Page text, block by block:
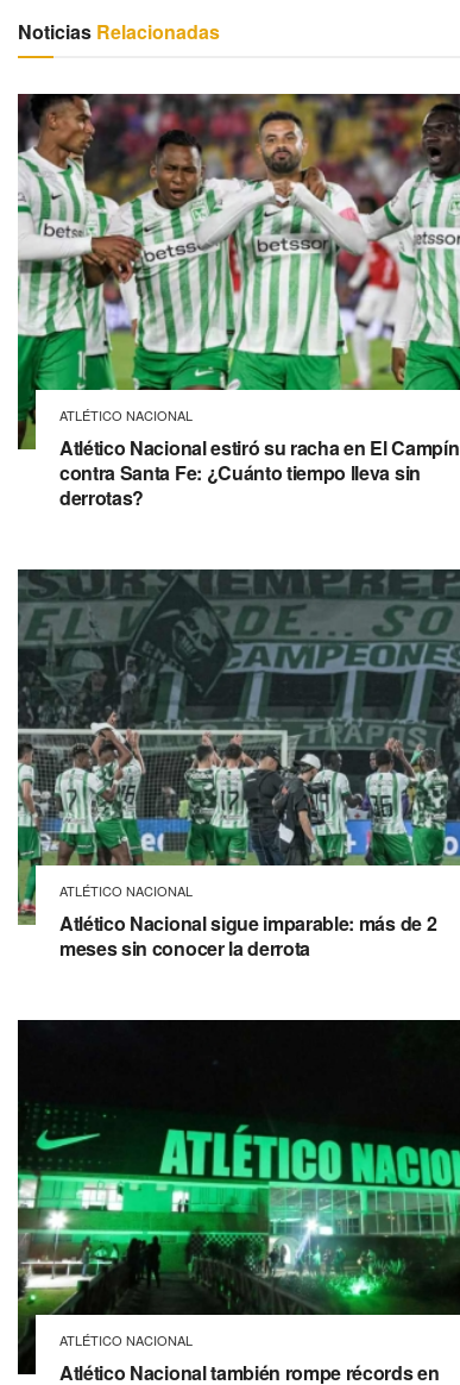
Noticias Relacionadas
ATLÉTICO NACIONAL
Atlético Nacional estiró su racha en El Campín
contra Santa Fe: ¿Cuánto tiempo lleva sin
derrotas?
ATLÉTICO NACIONAL
Atlético Nacional sigue imparable: más de 2
meses sin conocer la derrota
ATLÉTICO NACIONAL
Atlético Nacional también rompe récords en